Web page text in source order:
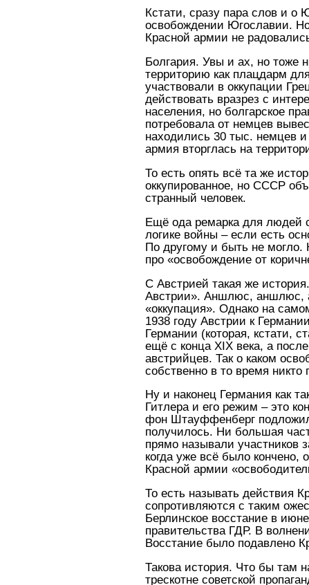
Кстати, сразу пара слов и о
освобождении Югославии.
Красной армии не
Болгария. Увы и ах, но тоже
территорию как плацдарм
участвовали в оккупации
действовать вразрез с
населения, но болгарское
потребовала от немцев
находились 30 тыс. немцев
армия вторглась на
То есть опять всё та же
оккупированное, но СССР
странный человек.
Ещё ода ремарка для людей
логике войны – если есть
По другому и быть не могло.
про «освобождение от
С Австрией такая же
Австрии». Аншлюс, аншлюс,
«оккупация». Однако на
1938 году Австрии к
Германии (которая, кстати,
ещё с конца XIX века, а
австрийцев. Так о каком
собственно в то время
Ну и наконец Германия как
Гитлера и его режим – это
фон Штауффенберг подложил
получилось. Ни большая
прямо называли участников
когда уже всё было кончено,
Красной армии
То есть называть действия
сопротивляются с таким
Берлинское восстание в
правительства ГДР. В
Восстание было подавлено
Такова история. Что бы там
трескотне советской